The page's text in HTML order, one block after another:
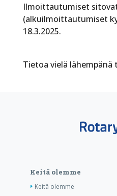
Ilmoittautumiset
(alkuilmoittautumiset
18.3.2025.
Tietoa vielä lähempänä
Keitä olemme
Keitä olemme